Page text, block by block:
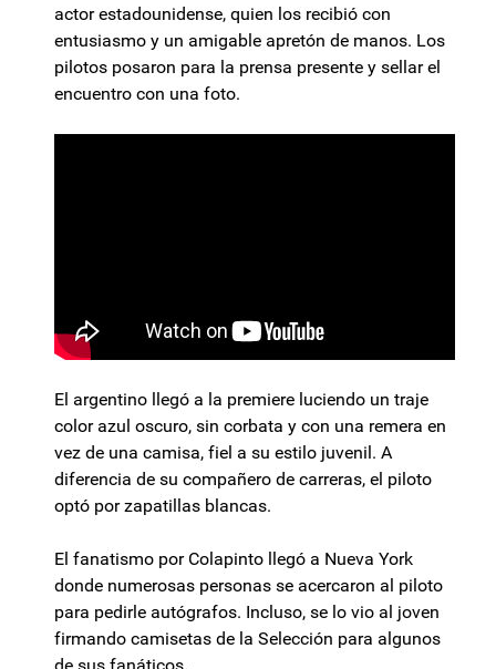
actor estadounidense, quien los recibió con
entusiasmo y un amigable apretón de manos. Los
pilotos posaron para la prensa presente y sellar el
encuentro con una foto.
El argentino llegó a la premiere luciendo un traje
color azul oscuro, sin corbata y con una remera en
vez de una camisa, fiel a su estilo juvenil. A
diferencia de su compañero de carreras, el piloto
optó por zapatillas blancas.
El fanatismo por Colapinto llegó a Nueva York
donde numerosas personas se acercaron al piloto
para pedirle autógrafos. Incluso, se lo vio al joven
firmando camisetas de la Selección para algunos